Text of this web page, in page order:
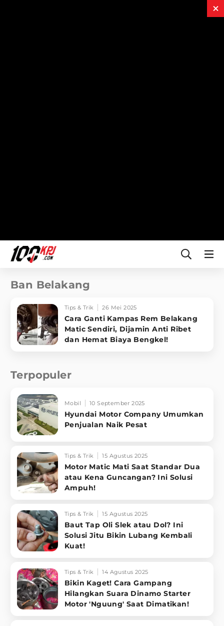
Ban Belakang
Tips & Trik 26 Mei 2025
Cara Ganti Kampas Rem Belakang
Matic Sendiri, Dijamin Anti Ribet
dan Hemat Biaya Bengkel!
Terpopuler
Mobil 10 September 2025
Hyundai Motor Company Umumkan
Penjualan Naik Pesat
Tips & Trik 15 Agustus 2025
Motor Matic Mati Saat Standar Dua
atau Kena Guncangan? Ini Solusi
Ampuh!
Tips & Trik 15 Agustus 2025
Baut Tap Oli Slek atau Dol? Ini
Solusi Jitu Bikin Lubang Kembali
Kuat!
Tips & Trik 14 Agustus 2025
Bikin Kaget! Cara Gampang
Hilangkan Suara Dinamo Starter
Motor 'Nguung' Saat Dimatikan!